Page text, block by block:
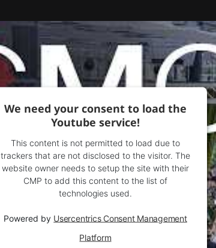
We need your consent to load the
Youtube service!
This content is not permitted to load due to
trackers that are not disclosed to the visitor. The
website owner needs to setup the site with their
CMP to add this content to the list of
technologies used.
Powered by Usercentrics Consent Management
Platform